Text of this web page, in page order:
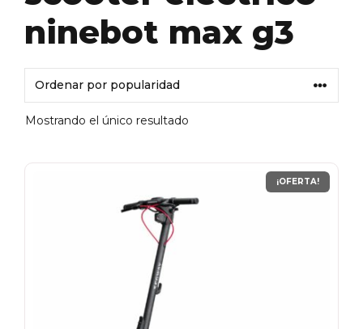
ninebot max g3
Mostrando el único resultado
¡OFERTA!